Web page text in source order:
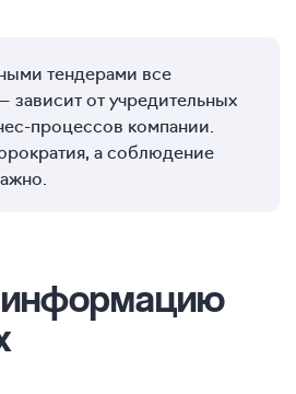
тендерами все
зависит от учредительных
процессов компании.
а соблюдение
информацию